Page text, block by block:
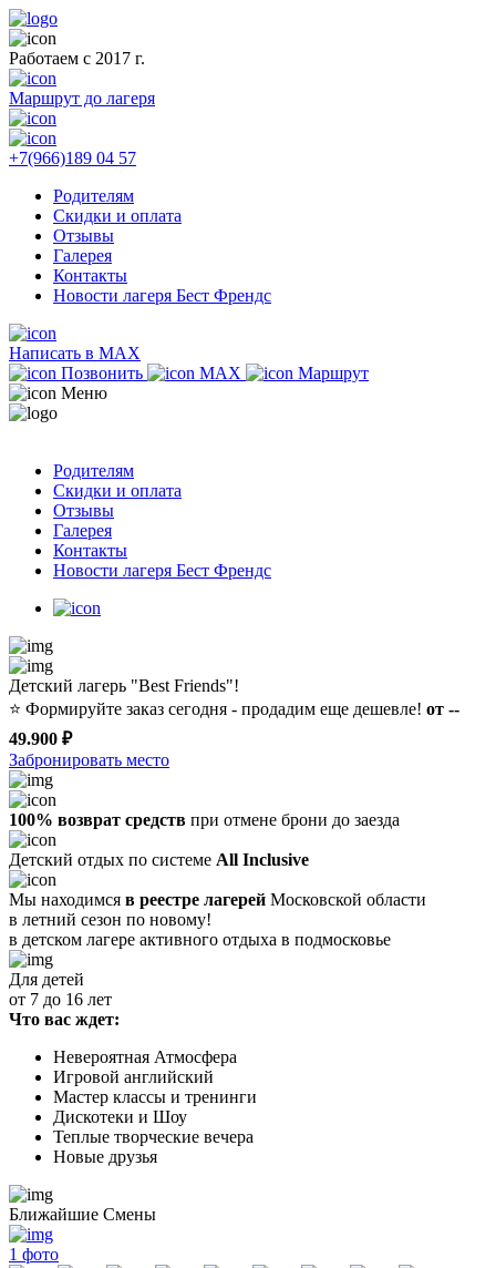
Работаем с 2017 г.
Маршрут до лагеря
+7(966)189 04 57
Родителям
Скидки и оплата
Отзывы
Галерея
Контакты
Новости лагеря Бест Френдс
Написать в MAX
Позвонить
MAX
Маршрут
Меню
Родителям
Скидки и оплата
Отзывы
Галерея
Контакты
Новости лагеря Бест Френдс
Детский лагерь "Best Friends"!
⭐️ Формируйте заказ сегодня - продадим еще дешевле! от --
49.900 ₽
Забронировать место
100% возврат средств при отмене брони до заезда
Детский отдых по системе All Inclusive
Мы находимся в реестре лагерей Московской области
в летний сезон по новому!
в детском лагере активного отдыха в подмосковье
Для детей
от 7 до 16 лет
Что вас ждет:
Невероятная Атмосфера
Игровой английский
Мастер классы и тренинги
Дискотеки и Шоу
Теплые творческие вечера
Новые друзья
Ближайшие Смены
1 фото